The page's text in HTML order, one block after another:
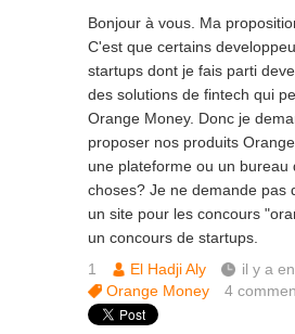
Bonjour à vous. Ma
C'est que certains
startups dont je fais parti
des solutions de fintech qui
Orange Money. Donc je
proposer nos produits
une plateforme ou un bureau
choses? Je ne demande pas
un site pour les concours
un concours de startups.
1
El Hadji Aly
il y a
Orange Money
4